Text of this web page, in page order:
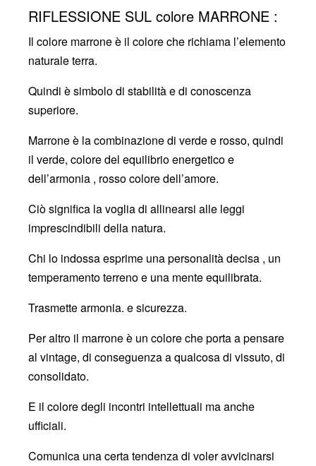
RIFLESSIONE SUL colore MARRONE :
Il colore marrone è il colore che richiama l’elemento
naturale terra.
Quindi è simbolo di stabilità e di conoscenza
superiore.
Marrone è la combinazione di verde e rosso, quindi
il verde, colore del equilibrio energetico e
dell’armonia , rosso colore dell’amore.
Ciò significa la voglia di allinearsi alle leggi
imprescindibili della natura.
Chi lo indossa esprime una personalità decisa , un
temperamento terreno e una mente equilibrata.
Trasmette armonia. e sicurezza.
Per altro il marrone è un colore che porta a pensare
al vintage, di conseguenza a qualcosa di vissuto, di
consolidato.
E il colore degli incontri intellettuali ma anche
ufficiali.
Comunica una certa tendenza di voler avvicinarsi